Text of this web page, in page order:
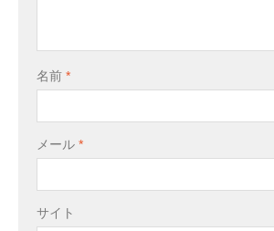
名前 *
メール *
サイト